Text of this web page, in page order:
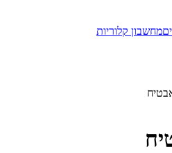
מחשבון קלוריות